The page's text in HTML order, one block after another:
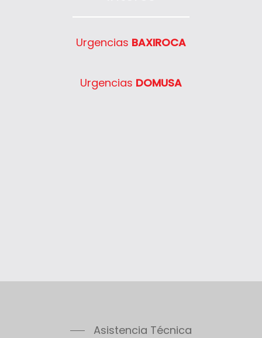
Urgencias BAXIROCA
Urgencias DOMUSA
Asistencia Técnica